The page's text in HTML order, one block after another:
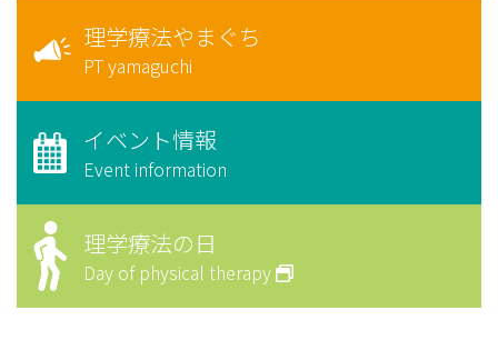
理学療法やまぐち
PT yamaguchi
イベント情報
Event information
理学療法の日
Day of physical therapy